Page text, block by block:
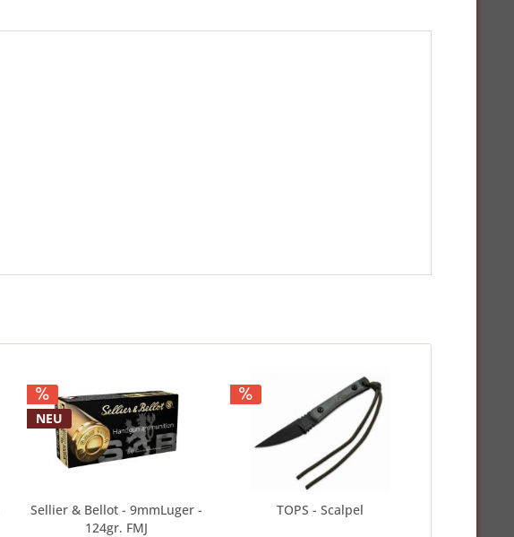
NEU
Sellier & Bellot - 9mmLuger -
124gr. FMJ
TOPS - Scalpel